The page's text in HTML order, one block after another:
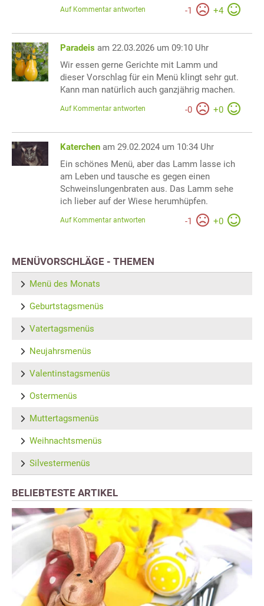
-1 +4
Auf Kommentar antworten
Paradeis am 22.03.2026 um 09:10 Uhr
Wir essen gerne Gerichte mit Lamm und
dieser Vorschlag für ein Menü klingt sehr gut.
Kann man natürlich auch ganzjährig machen.
-0 +0
Auf Kommentar antworten
Katerchen am 29.02.2024 um 10:34 Uhr
Ein schönes Menü, aber das Lamm lasse ich
am Leben und tausche es gegen einen
Schweinslungenbraten aus. Das Lamm sehe
ich lieber auf der Wiese herumhüpfen.
-1 +0
Auf Kommentar antworten
MENÜVORSCHLÄGE - THEMEN
Menü des Monats
Geburtstagsmenüs
Vatertagsmenüs
Neujahrsmenüs
Valentinstagsmenüs
Ostermenüs
Muttertagsmenüs
Weihnachtsmenüs
Silvestermenüs
BELIEBTESTE ARTIKEL